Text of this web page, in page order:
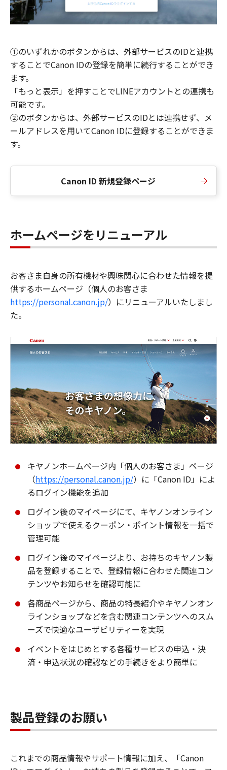
①のいずれかのボタンからは、外部サービスのIDと連携
することでCanon IDの登録を簡単に続行することができ
ます。
「もっと表示」を押すことでLINEアカウントとの連携も
可能です。
②のボタンからは、外部サービスのIDとは連携せず、メ
ールアドレスを用いてCanon IDに登録することができま
す。
Canon ID 新規登録ページ
ホームページをリニューアル
お客さま自身の所有機材や興味関心に合わせた情報を提
供するホームページ（個人のお客さま
https://personal.canon.jp/）にリニューアルいたしまし
た。
キヤノンホームページ内「個人のお客さま」ページ
（https://personal.canon.jp/）に「Canon ID」によ
るログイン機能を追加
ログイン後のマイページにて、キヤノンオンライン
ショップで使えるクーポン・ポイント情報を一括で
管理可能
ログイン後のマイページより、お持ちのキヤノン製
品を登録することで、登録情報に合わせた関連コン
テンツやお知らせを確認可能に
各商品ページから、商品の特長紹介やキヤノンオン
ラインショップなどを含む関連コンテンツへのスム
ーズで快適なユーザビリティーを実現
イベントをはじめとする各種サービスの申込・決
済・申込状況の確認などの手続きをより簡単に
製品登録のお願い
これまでの商品情報やサポート情報に加え、「Canon